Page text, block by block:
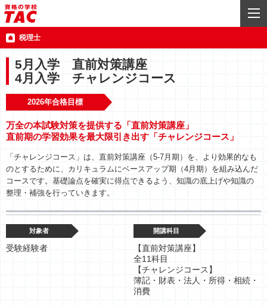
税理士
5月入学 直前対策講座
4月入学 チャレンジコース
2026年合格目標
万全の本試験対策を提供する「直前対策講座」
直前期の学習効果を最大限引き出す「チャレンジコース」
「チャレンジコース」は、直前対策講座（5-7月期）を、より効果的なも
のとするために、カリキュラムにベースアップ期（4月期）を組み込んだ
コースです。基礎論点を確実に得点できるよう、知識の底上げや知識の
整理・補強を行っていきます。
対象者
受験経験者
開講科目
【直前対策講座】
全11科目
【チャレンジコース】
簿記・財表・法人・所得・相続・
消費